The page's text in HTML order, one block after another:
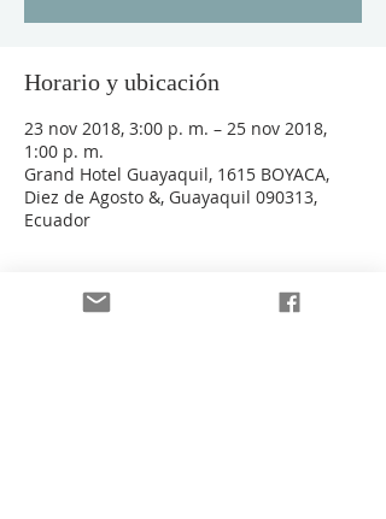
Horario y ubicación
23 nov 2018, 3:00 p. m. – 25 nov 2018,
1:00 p. m.
Grand Hotel Guayaquil, 1615 BOYACA,
Diez de Agosto &, Guayaquil 090313,
Ecuador
Invitados